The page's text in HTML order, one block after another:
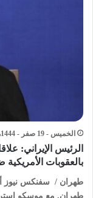
الخميس - 19 صفر - 1444هـ / 15 سبتمبر - 2022م / 7:31 مساءً
الرئيس الإيراني:
بالعقوبات الأمريكية
طهران / سفنكس نيوز
طهران. مع موسكو